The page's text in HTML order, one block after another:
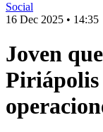
Social
16 Dec 2025 • 14:35
Joven
Piriápolis